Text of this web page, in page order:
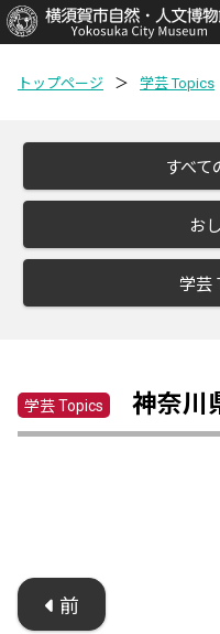
トップページ ＞ 学芸 Topics
すべて
お
学芸
学芸 Topics 神奈川
前